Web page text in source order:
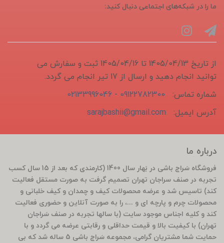
ما را در شبکه‌های اجتماعی دنبال کنید:
از تاریخ 1405/04/13 تا 1405/04/16 ثبت و سفارش می
توانید انجام دهید و ارسال از 17 تیر انجام می گردد.
شماره تماس:
09122782300 - 02133996046
آدرس ایمیل:
sarajbashii@gmail.com
درباره ما
فروشگاه سَراج باشی در بَهار سال 1400 (کارمندی که بعد از 15 سال کسب
تجربه در صنف سراجان تهران تصمیم گرفت به صورت مستقل فعالیت
کند) تاسیس شد و عرضه محصولات کیف و چمدان و کیف خلبانی و
محصولات چرم و پارچه ای و ...، را به صورت آنلاین و حضوری فعالیت
کند و کلیه اجناس موجود سایت (با سالها تجربه در صنف سَراجان
تهران) با کیفیت بالا و قیمت حداقلی و رقابتی عرضه می گردد و با
حمایت شما مشتریان گرامی، مجموعه سَراج باشی 5 ساله شد که بی